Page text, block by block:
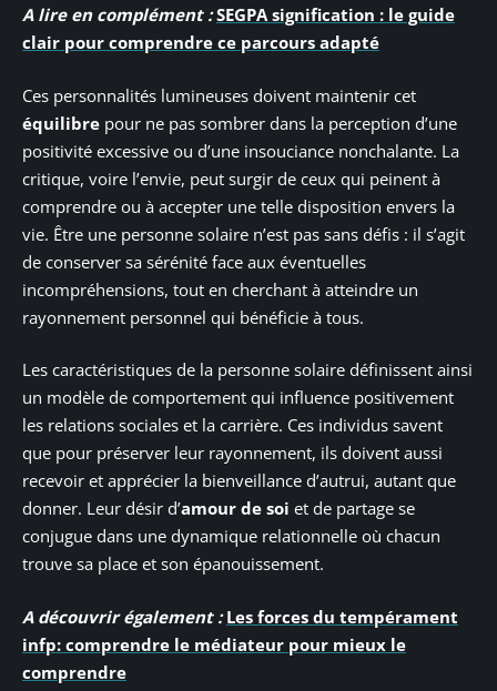
A lire en complément : SEGPA signification : le guide
clair pour comprendre ce parcours adapté
Ces personnalités lumineuses doivent maintenir cet
équilibre pour ne pas sombrer dans la perception d’une
positivité excessive ou d’une insouciance nonchalante. La
critique, voire l’envie, peut surgir de ceux qui peinent à
comprendre ou à accepter une telle disposition envers la
vie. Être une personne solaire n’est pas sans défis : il s’agit
de conserver sa sérénité face aux éventuelles
incompréhensions, tout en cherchant à atteindre un
rayonnement personnel qui bénéficie à tous.
Les caractéristiques de la personne solaire définissent ainsi
un modèle de comportement qui influence positivement
les relations sociales et la carrière. Ces individus savent
que pour préserver leur rayonnement, ils doivent aussi
recevoir et apprécier la bienveillance d’autrui, autant que
donner. Leur désir d’amour de soi et de partage se
conjugue dans une dynamique relationnelle où chacun
trouve sa place et son épanouissement.
A découvrir également : Les forces du tempérament
infp: comprendre le médiateur pour mieux le
comprendre